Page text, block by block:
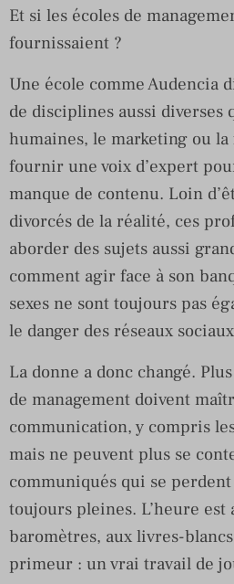
Et si les écoles de
fournissaient ?
Une école comme Audencia
de disciplines aussi diverses
humaines, le marketing ou la
fournir une voix d’expert
manque de contenu. Loin
divorcés de la réalité, ces
aborder des sujets aussi
comment agir face à son
sexes ne sont toujours pas
le danger des réseaux
La donne a donc changé.
de management doivent
communication, y compris
mais ne peuvent plus se
communiqués qui se
toujours pleines. L’heure
baromètres, aux livres-
primeur : un vrai travail de